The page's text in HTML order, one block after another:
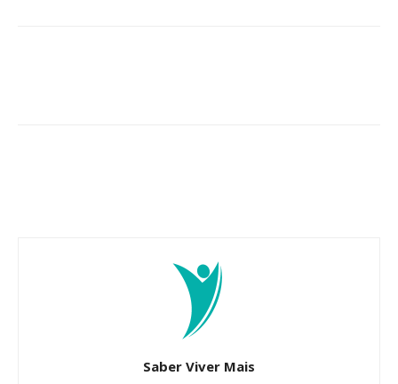
Saber Viver Mais